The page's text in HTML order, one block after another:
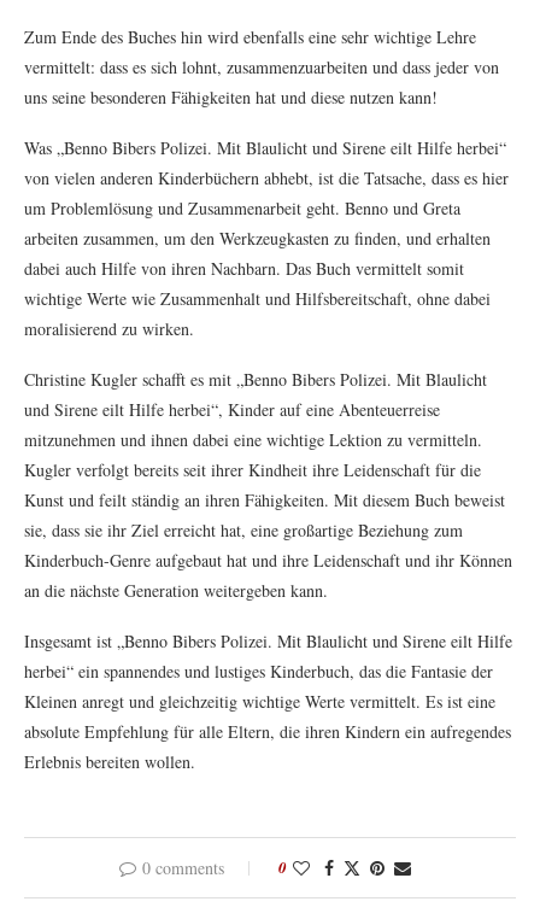
Zum Ende des Buches hin wird ebenfalls eine sehr wichtige Lehre
vermittelt: dass es sich lohnt, zusammenzuarbeiten und dass jeder von
uns seine besonderen Fähigkeiten hat und diese nutzen kann!
Was „Benno Bibers Polizei. Mit Blaulicht und Sirene eilt Hilfe herbei“
von vielen anderen Kinderbüchern abhebt, ist die Tatsache, dass es hier
um Problemlösung und Zusammenarbeit geht. Benno und Greta
arbeiten zusammen, um den Werkzeugkasten zu finden, und erhalten
dabei auch Hilfe von ihren Nachbarn. Das Buch vermittelt somit
wichtige Werte wie Zusammenhalt und Hilfsbereitschaft, ohne dabei
moralisierend zu wirken.
Christine Kugler schafft es mit „Benno Bibers Polizei. Mit Blaulicht
und Sirene eilt Hilfe herbei“, Kinder auf eine Abenteuerreise
mitzunehmen und ihnen dabei eine wichtige Lektion zu vermitteln.
Kugler verfolgt bereits seit ihrer Kindheit ihre Leidenschaft für die
Kunst und feilt ständig an ihren Fähigkeiten. Mit diesem Buch beweist
sie, dass sie ihr Ziel erreicht hat, eine großartige Beziehung zum
Kinderbuch-Genre aufgebaut hat und ihre Leidenschaft und ihr Können
an die nächste Generation weitergeben kann.
Insgesamt ist „Benno Bibers Polizei. Mit Blaulicht und Sirene eilt Hilfe
herbei“ ein spannendes und lustiges Kinderbuch, das die Fantasie der
Kleinen anregt und gleichzeitig wichtige Werte vermittelt. Es ist eine
absolute Empfehlung für alle Eltern, die ihren Kindern ein aufregendes
Erlebnis bereiten wollen.
0 comments 0